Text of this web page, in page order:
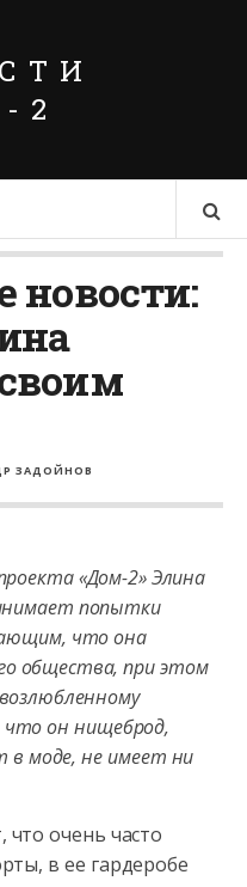
2
новости:
ЗАДОЙНОВ
«Дом-2» Элина
попытки
что она
общества, при этом
что он нищеброд,
в моде, не имеет ни
что очень часто
в ее гардеробе